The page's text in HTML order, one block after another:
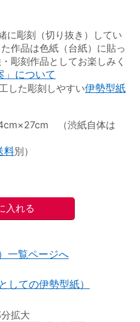
に彫刻（切り抜き）してい
作品は色紙（台紙）に貼っ
彫刻作品としてお楽しみく
」について
した彫刻しやすい伊勢型紙
（渋紙自体は
料別）
一覧ページへ
しての伊勢型紙）
拡大